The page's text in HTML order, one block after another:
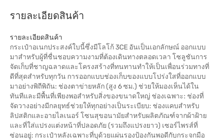
รายละเอียดสินค้า
รายละเอียดสินค้า
กระเป๋าอเนกประสงค์ใบนี้ซึ่งมีโลโก้ 3CE อันเป็นเอกลักษณ์ ออกแบบ
มาสำหรับผู้ที่ชื่นชอบความงามที่ต้องเดินทางตลอดเวลา โซลูชันการ
จัดเก็บที่ชาญฉลาดและโครงสร้างที่ทนทานทำให้เป็นเพื่อนร่วมทางที่
ดีที่สุดสำหรับทุกวัน การออกแบบช่องเก็บของแบบโปร่งใสที่ออกแบบ
มาอย่างพิถีพิถัน: ช่องตาข่ายหลัก (สูง 6 ซม.) ช่วยให้มองเห็นได้ใน
ทันทีและมีพื้นที่เพียงพอสำหรับสิ่งของขนาดใหญ่ ช่องเฉพาะ: ช่องที่
จัดวางอย่างมีกลยุทธ์ช่วยให้ทุกอย่างเป็นระเบียบ: ช่องแคบสำหรับ
ลิปสติกและอายไลเนอร์ โซนสุขอนามัยสำหรับผลิตภัณฑ์จากผ้าฝ้าย
และที่ใส่แปรงแต่งหน้าที่ปลอดภัย (รวมถึงแปรงยาว) เซอร์ไพรส์ที่
ซ่อนอยู่: กระเป๋าหลังเฉพาะที่บุด้วยแผ่นรองป้องกันพอดีกับกระจกมือ